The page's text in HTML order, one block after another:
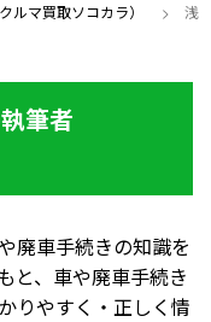
マ買取ソコカラ） > 浅
筆者
廃車手続きの知識を
と、車や廃車手続き
りやすく・正しく情